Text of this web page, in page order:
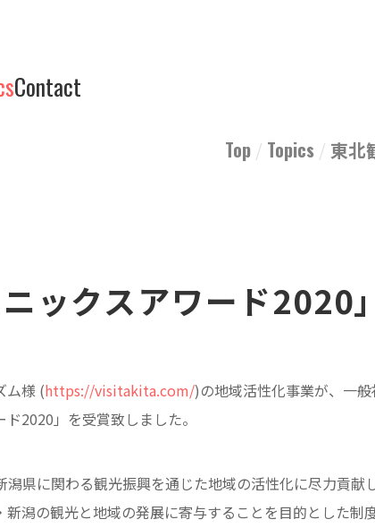
Contact
ックスアワード2020
Top Topics 東北
ム様 (https://visitakita.com/)の地域活性化事業が、一
2020」を受賞致しました。
潟県に関わる観光振興を通じた地域の活性化に尽力貢献
潟の観光と地域の発展に寄与することを目的とした制度